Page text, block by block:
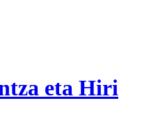
eta Hiri